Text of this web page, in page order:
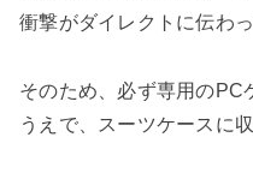
衝撃がダイレクトに伝わ
そのため、必ず専用のPC
うえで、スーツケースに